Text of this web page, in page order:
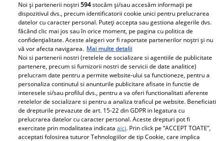
Noi și partenerii noștri594stocăm și/sau accesăm informații pe
dispozitivul dvs., precum identificatorii cookie unici pentru prelucrarea
datelor cu caracter personal. Puteți accepta sau gestiona alegerile dvs.
făcând clic mai jos sau în orice moment, pe pagina cu politica de
confidențialitate. Aceste alegeri vor fi raportate partenerilor noștri și nu
vă vor afecta navigarea. Mai multe detalii
Noi si partenerii nostri (retelele de socializare si agentiile de publicitate
partenere, precum si furnizorii nostri de servicii de date analitice)
prelucram date pentru a permite website-ului sa functioneze, pentru a
personaliza continutul si anunturile publicitare afisate in functie de
interesele si/sau profilul dvs., pentru a va oferi functionalitati aferente
retelelor de socializare si pentru a analiza traficul pe website. Beneficiati
de drepturile prevazute de art. 15-22 din GDPR in legatura cu
prelucrarea datelor cu caracter personal. Aceste drepturi pot fi
exercitate prin modalitatea indicataaici. Prin click pe “ACCEPT TOATE”,
acceptati folosirea tuturor Tehnologiilor de tip Cookie, care implica